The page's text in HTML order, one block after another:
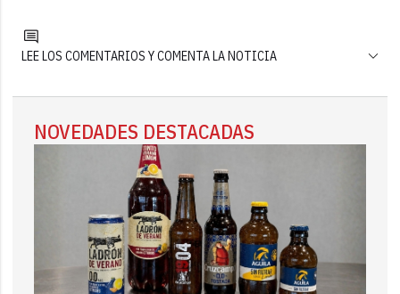
LEE LOS COMENTARIOS Y COMENTA LA NOTICIA
NOVEDADES DESTACADAS